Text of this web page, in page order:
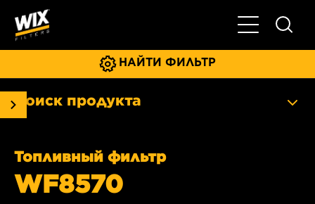
Главное
НАЙТИ ФИЛЬТР
Поиск продукта
Топливный фильтр
WF8570